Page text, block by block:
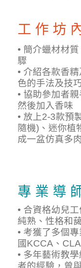
工 作 坊
• 簡介蠟材材
驟
• 介紹各款香
色的手法及技
• 協助參加者
然後加入香味
• 放上2-3款預
隨機)、迷你植
成一盆仿真多
專 業 導
• 合資格幼兒
純熟、性格和
• 考獲了多個
國KCCA、
• 多年藝術教
者的經驗，曾